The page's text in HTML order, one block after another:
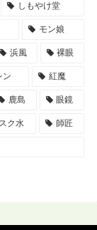
しもやけ堂
モン娘
浜風 裸眼
ン 紅魔
鹿島 眼鏡
スク水 師匠